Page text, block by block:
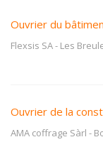
Ouvrier du
Flexsis SA- Les
Ouvrier de la
AMA coffrage Sàrl -